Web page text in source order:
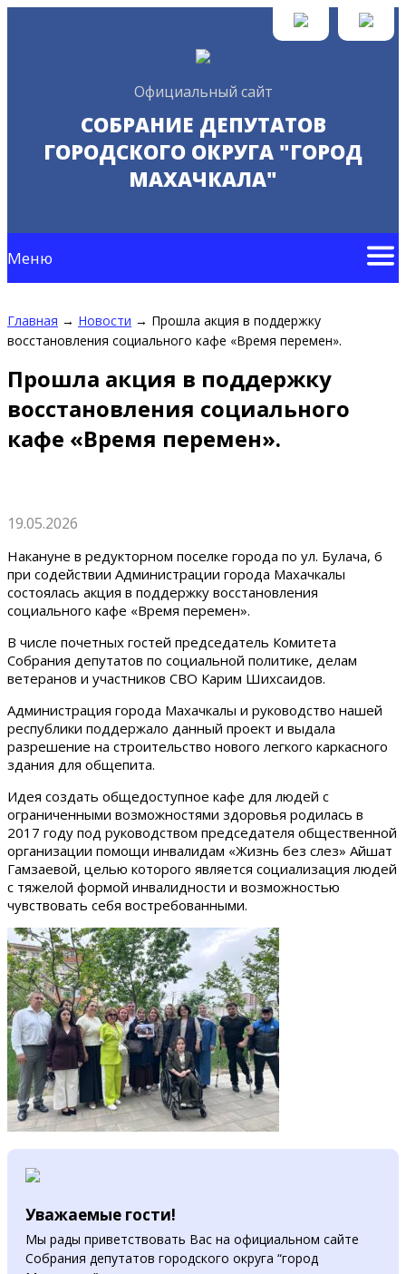
Официальный сайт
СОБРАНИЕ ДЕПУТАТОВ
ГОРОДСКОГО ОКРУГА "ГОРОД
МАХАЧКАЛА"
Меню
Главная → Новости → Прошла акция в поддержку
восстановления социального кафе «Время перемен».
Прошла акция в поддержку
восстановления социального
кафе «Время перемен».
19.05.2026
Накануне в редукторном поселке города по ул. Булача, 6
при содействии Администрации города Махачкалы
состоялась акция в поддержку восстановления
социального кафе «Время перемен».
В числе почетных гостей председатель Комитета
Собрания депутатов по социальной политике, делам
ветеранов и участников СВО Карим Шихсаидов.
Администрация города Махачкалы и руководство нашей
республики поддержало данный проект и выдала
разрешение на строительство нового легкого каркасного
здания для общепита.
Идея создать общедоступное кафе для людей с
ограниченными возможностями здоровья родилась в
2017 году под руководством председателя общественной
организации помощи инвалидам «Жизнь без слез» Айшат
Гамзаевой, целью которого является социализация людей
с тяжелой формой инвалидности и возможностью
чувствовать себя востребованными.
Уважаемые гости!
Мы рады приветствовать Вас на официальном сайте
Собрания депутатов городского округа “город